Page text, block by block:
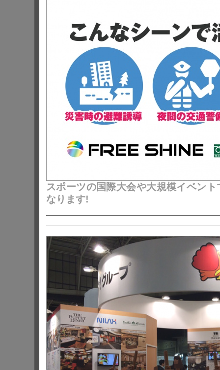
スポーツの国際大会や大規模イベン
なります!